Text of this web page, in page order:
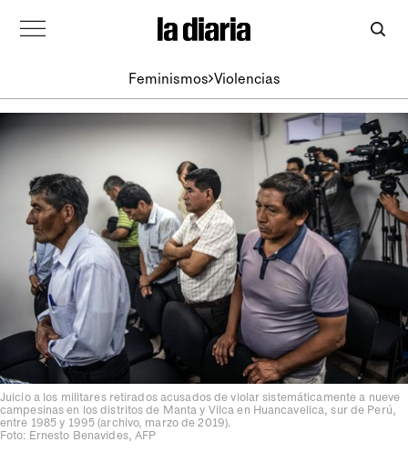
Feminismos Violencias
Juicio a los militares retirados acusados ​​de violar sistemáticamente a nueve
campesinas en los distritos de Manta y Vilca en Huancavelica, sur de Perú,
entre 1985 y 1995 (archivo, marzo de 2019).
Foto: Ernesto Benavides, AFP